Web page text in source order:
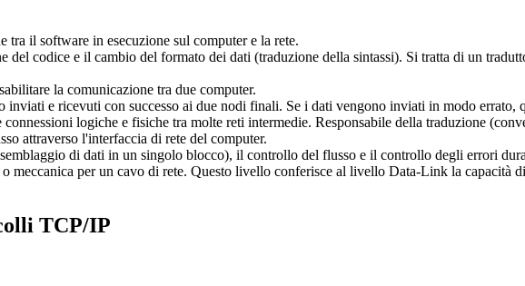
tra il software in esecuzione sul computer e la rete.
del codice e il cambio del formato dei dati (traduzione della sintassi). Si tratta di un
la comunicazione tra due computer.
inviati e ricevuti con successo ai due nodi finali. Se i dati vengono inviati in modo errato,
connessioni logiche e fisiche tra molte reti intermedie. Responsabile della traduzione
attraverso l'interfaccia di rete del computer.
di dati in un singolo blocco), il controllo del flusso e il controllo degli errori
meccanica per un cavo di rete. Questo livello conferisce al livello Data-Link la capacità
TCP/IP